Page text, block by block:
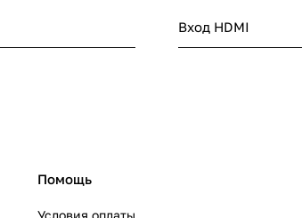
Вход HDMI
Помощь